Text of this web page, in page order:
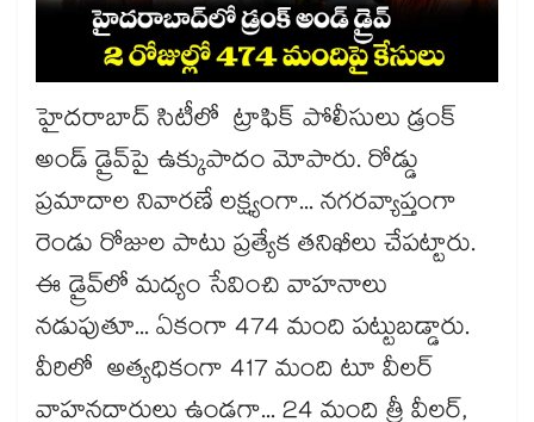
హైదరాబాద్ సిటీలో ట్రాఫిక్ పోలీసులు డ్రంక్
అండ్ డ్రైవ్‌పై ఉక్కుపాదం మోపారు. రోడ్డు
ప్రమాదాల నివారణే లక్ష్యంగా... నగరవ్యాప్తంగా
రెండు రోజుల పాటు ప్రత్యేక తనిఖీలు చేపట్టారు.
ఈ డ్రైవ్‌లో మద్యం సేవించి వాహనాలు
నడుపుతూ... ఏకంగా 474 మంది పట్టుబడ్డారు.
వీరిలో అత్యధికంగా 417 మంది టూ వీలర్